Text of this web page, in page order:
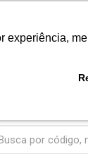
experiência,